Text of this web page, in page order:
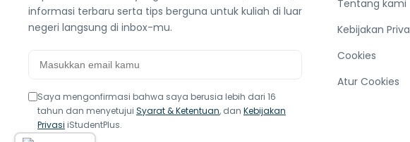
informasi terbaru serta tips berguna untuk kuliah di luar
negeri langsung di inbox-mu.
Saya mengonfirmasi bahwa saya berusia lebih dari 16
tahun dan menyetujui Syarat & Ketentuan, dan Kebijakan
Privasi iStudentPlus.
Tentang kami
Kebijakan
Cookies
Atur Cookies